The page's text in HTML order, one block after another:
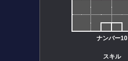
ナンバー10
スキル